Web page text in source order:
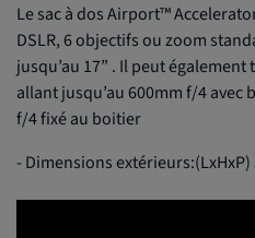
Le sac à dos Airport™
DSLR, 6 objectifs ou zoom
jusqu’au 17” . Il peut
allant jusqu’au 600mm f/4
f/4 fixé au boitier
- Dimensions extérieurs:(LxHxP)